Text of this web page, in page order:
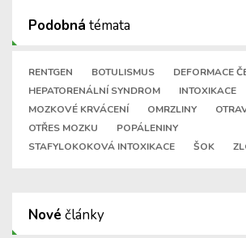
Podobná témata
RENTGEN BOTULISMUS
DEFORMACE
HEPATORENÁLNÍ SYNDROM
INTOXIKACE
MOZKOVÉ KRVÁCENÍ
OMRZLINY
OTŘES MOZKU
POPÁLENINY
STAFYLOKOKOVÁ INTOXIKACE
ŠOK
Nové články